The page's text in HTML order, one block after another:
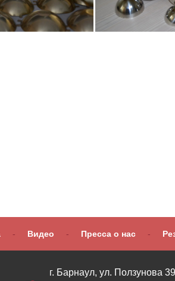
- Видео - Пресса о нас -
г. Барнаул, ул. Ползунова